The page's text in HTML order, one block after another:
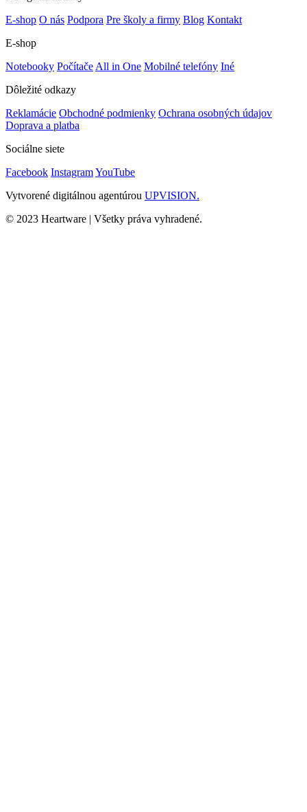
E-shop O nás Podpora Pre školy a firmy Blog Kontakt
E-shop
Notebooky Počítače All in One Mobilné telefóny Iné
Dôležité odkazy
Reklamácie Obchodné podmienky Ochrana osobných údajov
Doprava a platba
Sociálne siete
Facebook InstagramYouTube
Vytvorené digitálnou agentúrou UPVISION.
© 2023 Heartware | Všetky práva vyhradené.